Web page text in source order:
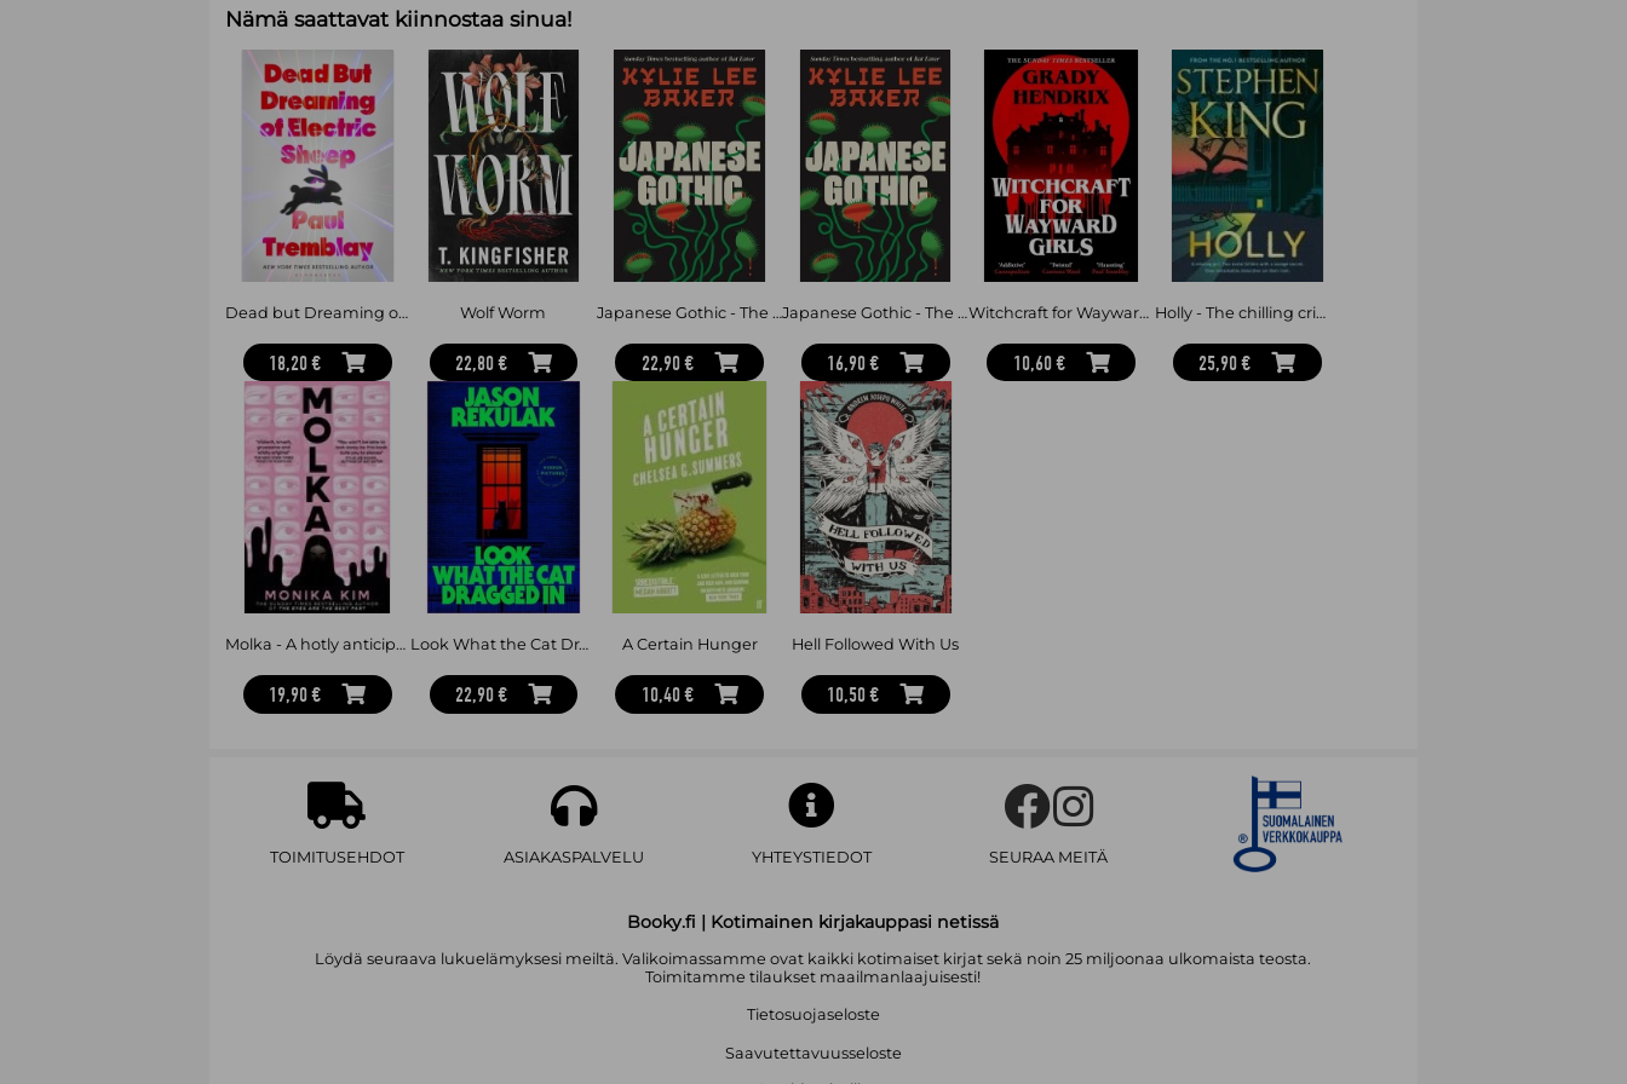
Nämä saattavat kiinnostaa sinua!
Dead but Dreaming of Electric Sheep - The most anticipated AI Horror of 2026 from a master of the genre
18,20 €
Wolf Worm
22,80 €
Japanese Gothic - The instant Sunday Times bestseller. An all-new haunted house Samurai horror from the bestselling author of Ba
22,90 €
Japanese Gothic - The instant Sunday Times bestseller. An all-new haunted house Samurai horror from the bestselling author of Ba
16,90 €
Witchcraft for Wayward Girls
10,60 €
Holly - The chilling crime thriller from the No.1 bestseller
25,90 €
Molka - A hotly anticipated new novel from the bestselling author of THE EYES ARE THE BEST PART
19,90 €
Look What the Cat Dragged In
22,90 €
A Certain Hunger
10,40 €
Hell Followed With Us
10,50 €
TOIMITUSEHDOT ASIAKASPALVELU YHTEYSTIEDOT SEURAA MEITÄ
Booky.fi | Kotimainen kirjakauppasi netissä
Löydä seuraava lukuelämyksesi meiltä. Valikoimassamme ovat kaikki kotimaiset kirjat sekä noin 25 miljoonaa ulkomaista teosta.
Toimitamme tilaukset maailmanlaajuisesti!
Tietosuojaseloste
Saavutettavuusseloste